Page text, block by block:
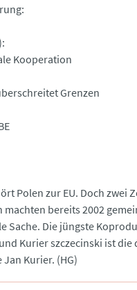
Kooperation
Grenzen
Polen zur EU. Doch zwei
bereits 2002 gemeinsame
Sache. Die jüngste
Kurier szczecinski ist
Kurier. (HG)